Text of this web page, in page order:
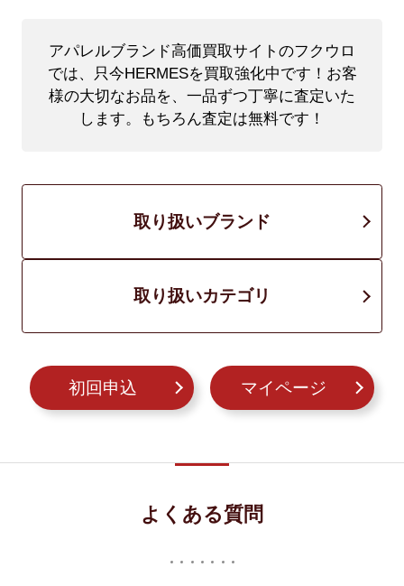
アパレルブランド高価買取サイトのフクウロ
では、只今HERMESを買取強化中です！ お客
様の大切なお品を、一品ずつ丁寧に査定いた
します。もちろん査定は無料です！
取り扱いブランド
取り扱いカテゴリ
初回申込 マイページ
よくある質問